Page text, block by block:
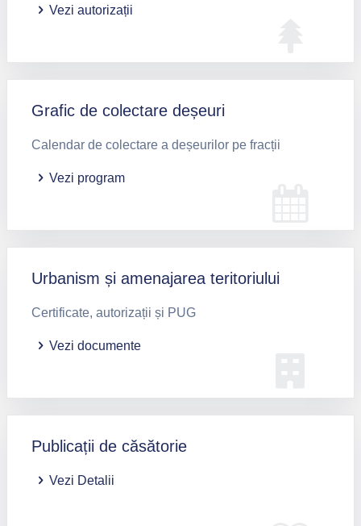
Vezi autorizații
Grafic de colectare deșeuri
Calendar de colectare a deșeurilor pe fracții
Vezi program
Urbanism și amenajarea teritoriului
Certificate, autorizații și PUG
Vezi documente
Publicații de căsătorie
Vezi Detalii